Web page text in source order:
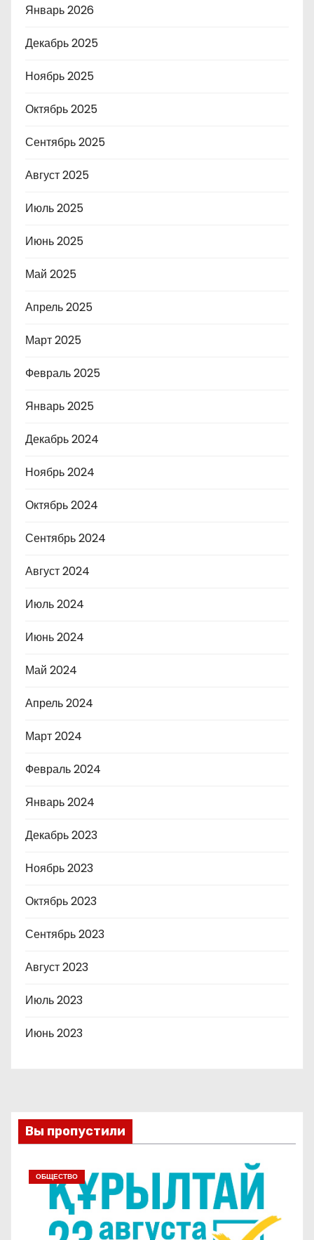
Январь 2026
Декабрь 2025
Ноябрь 2025
Октябрь 2025
Сентябрь 2025
Август 2025
Июль 2025
Июнь 2025
Май 2025
Апрель 2025
Март 2025
Февраль 2025
Январь 2025
Декабрь 2024
Ноябрь 2024
Октябрь 2024
Сентябрь 2024
Август 2024
Июль 2024
Июнь 2024
Май 2024
Апрель 2024
Март 2024
Февраль 2024
Январь 2024
Декабрь 2023
Ноябрь 2023
Октябрь 2023
Сентябрь 2023
Август 2023
Июль 2023
Июнь 2023
Вы пропустили
ОБЩЕСТВО